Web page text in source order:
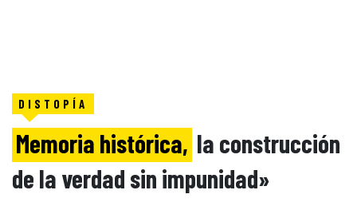
DISTOPÍA
Memoria histórica, la construcción
de la verdad sin impunidad»